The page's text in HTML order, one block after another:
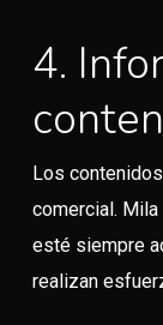
4.
Los
comercial.
esté siempre
realizan